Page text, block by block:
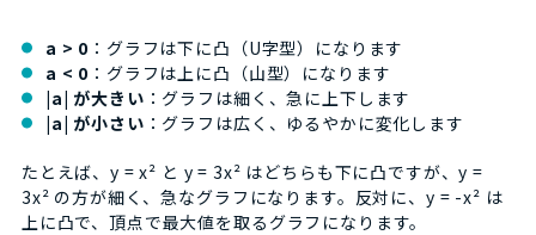
a > 0 ：グラフは下に凸（U字型）になります
a < 0 ：グラフは上に凸（山型）になります
|a| が大きい ：グラフは細く、急に上下します
|a| が小さい ：グラフは広く、ゆるやかに変化します
たとえば、y = x² と y = 3x² はどちらも下に凸ですが、y =
3x² の方が細く、急なグラフになります。反対に、y = -x² は
上に凸で、頂点で最大値を取るグラフになります。